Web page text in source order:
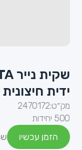
ידית חיצונית
מק״ט:2470172
500 יחידות
הזמן עכשיו